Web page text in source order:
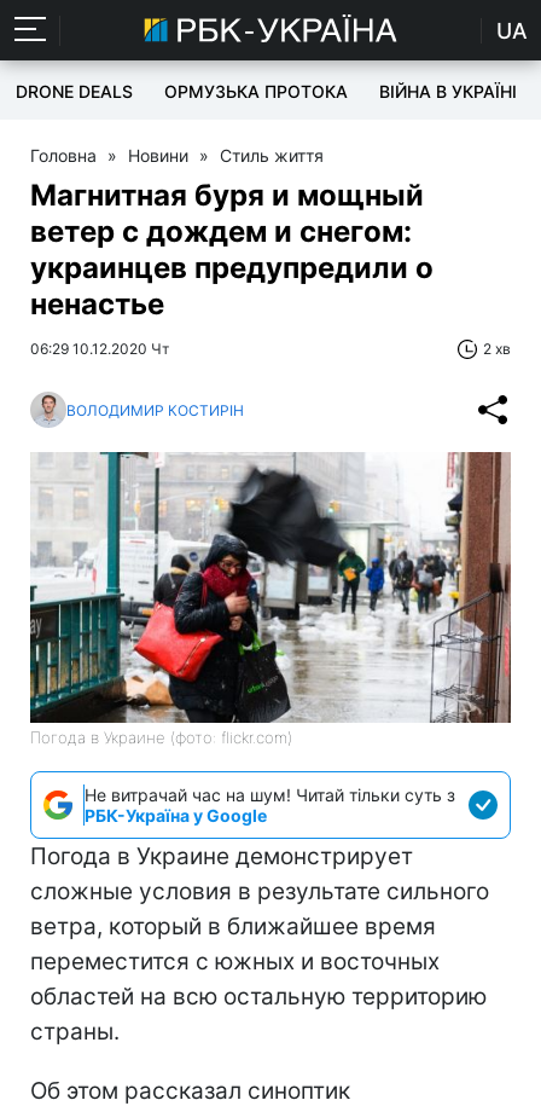
UA
DRONE DEALS ОРМУЗЬКА ПРОТОКА ВІЙНА В УКРАЇНІ
Головна » Новини » Стиль життя
Магнитная буря и мощный
ветер с дождем и снегом:
украинцев предупредили о
ненастье
06:29 10.12.2020 Чт 2 хв
ВОЛОДИМИР КОСТИРІН
Погода в Украине (фото: flickr.com)
Не витрачай час на шум! Читай тільки суть з
РБК-Україна у Google
Погода в Украине демонстрирует
сложные условия в результате сильного
ветра, который в ближайшее время
переместится с южных и восточных
областей на всю остальную территорию
страны.
Об этом рассказал синоптик